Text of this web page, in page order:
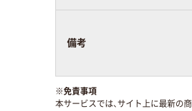
備考
※免責事項
本サービスでは、サイト上に最新の